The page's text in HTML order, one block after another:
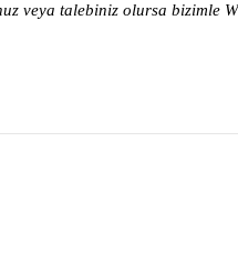
veya talebiniz olursa bizimle